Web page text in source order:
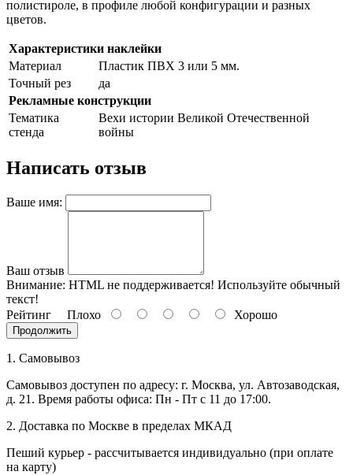
8 июля, День Семьи Любви и
Верности
День рыбака (второе воскресенье
июля)
День ВМФ (последнее воскресенье
июля)
28 июля, День Крещения Руси
полистироле, в профиле любой конфигурации и разных
цветов.
Характеристики наклейки
Материал
Пластик ПВХ 3 или 5 мм.
Точный рез
да
Рекламные конструкции
Тематика
стенда
Вехи истории Великой Отечественной
войны
Написать отзыв
Ваше имя:
Ваш отзыв
Внимание: HTML не поддерживается! Используйте обычный
текст!
Рейтинг Плохо Хорошо
Продолжить
1. Самовывоз
Самовывоз доступен по адресу: г. Москва, ул. Автозаводская,
д. 21. Время работы офиса: Пн - Пт с 11 до 17:00.
2. Доставка по Москве в пределах МКАД
Пеший курьер - рассчитывается индивидуально (при оплате
на карту)